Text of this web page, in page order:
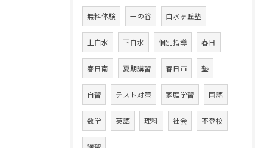
無料体験 一の谷 白水ヶ丘塾
上白水 下白水 個別指導 春日
春日南 夏期講習 春日市 塾
自習 テスト対策 家庭学習 国語
数学 英語 理科 社会 不登校